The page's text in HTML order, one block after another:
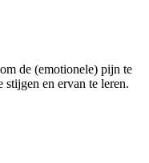
de (emotionele) pijn te
stijgen en ervan te leren.